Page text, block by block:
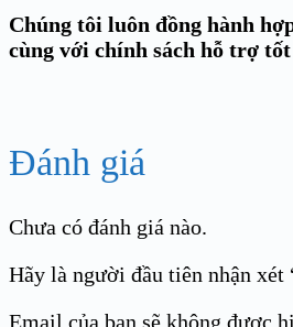
Chúng tôi luôn đồng hành
cùng với chính sách hỗ trợ
Đánh giá
Chưa có đánh giá nào.
Hãy là người đầu tiên nhận
Email của bạn sẽ không được